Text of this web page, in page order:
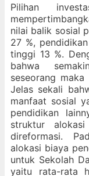
Pilihan
nilai balik sosial
27 %,
tinggi 13 %.
bahwa
seseorang
Jelas sekali
manfaat sosial
pendidikan
struktur
direformasi.
alokasi biaya
untuk Sekolah
yaitu rata-rata